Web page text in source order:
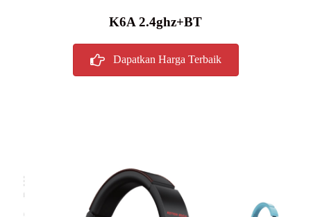
K6A 2.4ghz+BT
Dapatkan Harga Terbaik